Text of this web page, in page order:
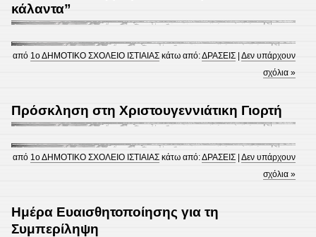
κάλαντα”
από 1ο ΔΗΜΟΤΙΚΟ ΣΧΟΛΕΙΟ ΙΣΤΙΑΙΑΣ κάτω από:ΔΡΑΣΕΙΣ |Δεν υπάρχουν
σχόλια »
Πρόσκληση στη Χριστουγεννιάτικη Γιορτή
από 1ο ΔΗΜΟΤΙΚΟ ΣΧΟΛΕΙΟ ΙΣΤΙΑΙΑΣ κάτω από:ΔΡΑΣΕΙΣ |Δεν υπάρχουν
σχόλια »
Ημέρα Ευαισθητοποίησης για τη
Συμπερίληψη